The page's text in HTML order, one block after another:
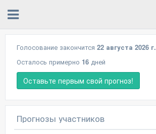
Голосование закончится 22 августа 2026 г.
Осталось примерно 16 дней
Оставьте первым свой прогноз!
Прогнозы участников